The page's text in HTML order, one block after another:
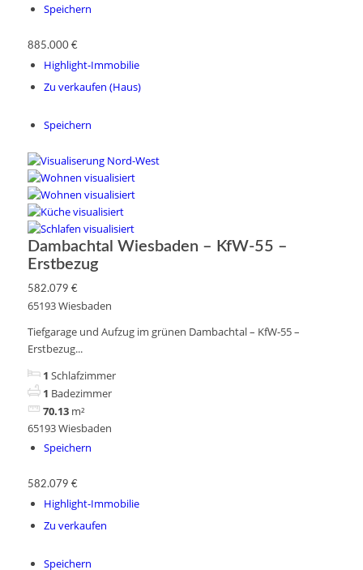
Speichern
885.000 €
Highlight-Immobilie
Zu verkaufen (Haus)
Speichern
Dambachtal Wiesbaden – KfW-55 –
Erstbezug
582.079 €
65193 Wiesbaden
Tiefgarage und Aufzug im grünen Dambachtal – KfW-55 –
Erstbezug...
1 Schlafzimmer
1 Badezimmer
70.13 m²
65193 Wiesbaden
Speichern
582.079 €
Highlight-Immobilie
Zu verkaufen
Speichern